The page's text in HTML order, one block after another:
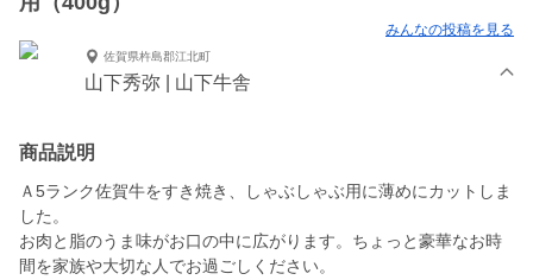
みんなの投稿を見る
佐賀県杵島郡江北町
山下秀弥 | 山下牛舎
商品説明
Ａ5ランク佐賀牛をすき焼き、しゃぶしゃぶ用に薄めにカットしま
した。
お肉と脂のうま味がお口の中に広がります。ちょっと豪華なお時
間を家族や大切な人でお過ごしください。